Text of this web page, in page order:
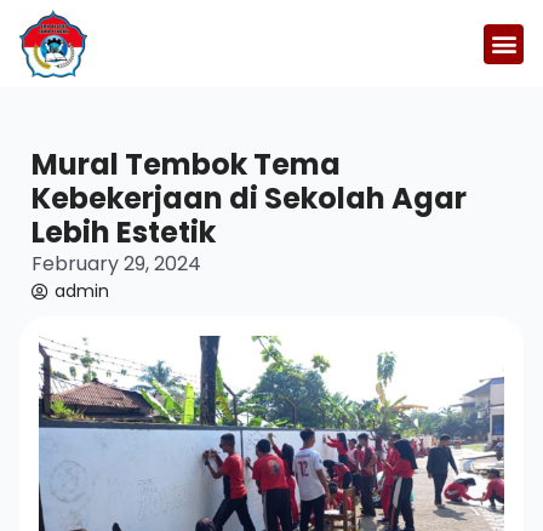
Mural Tembok Tema
Kebekerjaan di Sekolah Agar
Lebih Estetik
February 29, 2024
admin